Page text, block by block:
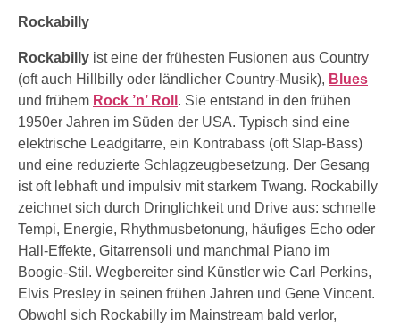
Rockabilly
Rockabilly ist eine der frühesten Fusionen aus Country
(oft auch Hillbilly oder ländlicher Country-Musik), Blues
und frühem Rock ’n’ Roll . Sie entstand in den frühen
1950er Jahren im Süden der USA. Typisch sind eine
elektrische Leadgitarre, ein Kontrabass (oft Slap-Bass)
und eine reduzierte Schlagzeugbesetzung. Der Gesang
ist oft lebhaft und impulsiv mit starkem Twang. Rockabilly
zeichnet sich durch Dringlichkeit und Drive aus: schnelle
Tempi, Energie, Rhythmusbetonung, häufiges Echo oder
Hall-Effekte, Gitarrensoli und manchmal Piano im
Boogie-Stil. Wegbereiter sind Künstler wie Carl Perkins,
Elvis Presley in seinen frühen Jahren und Gene Vincent.
Obwohl sich Rockabilly im Mainstream bald verlor,